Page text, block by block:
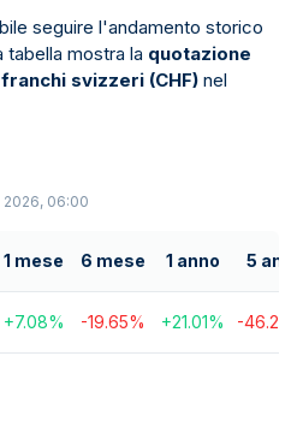
seguire l'andamento storico
tabella mostra la quotazione
svizzeri (CHF) nel
2026, 06:00
1 mese 6 mese 1 anno 5 anni
+7.08% -19.65% +21.01% -46.26